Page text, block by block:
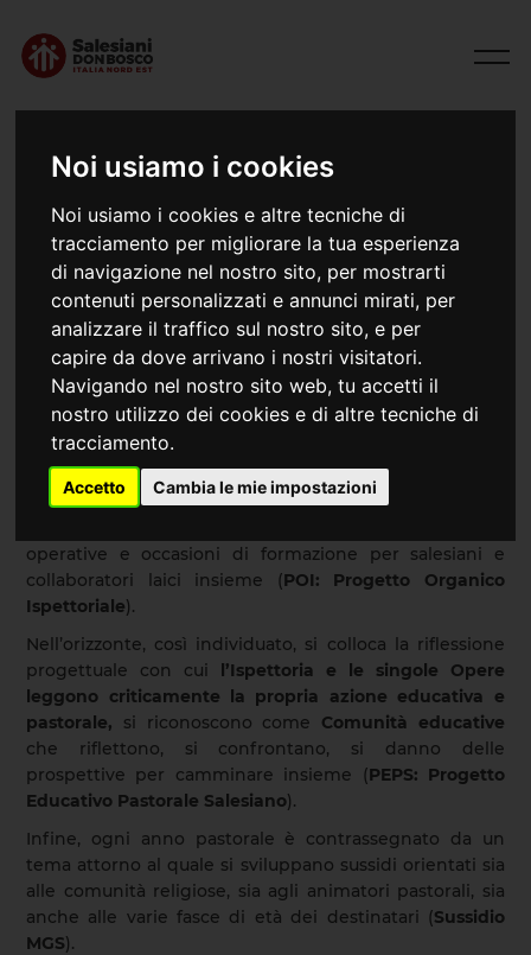
Noi usiamo i cookies
Noi usiamo i cookies e altre tecniche di
tracciamento per migliorare la tua esperienza
di navigazione nel nostro sito, per mostrarti
contenuti personalizzati e annunci mirati, per
analizzare il traffico sul nostro sito, e per
capire da dove arrivano i nostri visitatori.
Navigando nel nostro sito web, tu accetti il
nostro utilizzo dei cookies e di altre tecniche di
tracciamento.
Accetto Cambia le mie impostazioni
Archivio Documenti
Salesiani Don Bosco Italia - Nord Est
L’Ispettoria Italia – Nord Estdichiara pubblicamente
che nello svolgimento della sua missione si attiene
scrupolosamente alla normativa vigente circa la
protezione dei minori e la correttezza in tutte le forme
di relazione interpersonale (Codice etico
espressamente dichiarato l’orizzonte ideale all’interno
operative e occasioni di formazione per salesiani e
collaboratori laici insieme (POI: Progetto Organico
Ispettoriale).
Nell’orizzonte, così individuato, si colloca la riflessione
progettuale con cui l’Ispettoria e le singole Opere
leggono criticamente la propria azione educativa e
pastorale, si riconoscono come Comunità educative
che riflettono, si confrontano, si danno delle
prospettive per camminare insieme (PEPS: Progetto
Educativo Pastorale Salesiano).
Infine, ogni anno pastorale è contrassegnato da un
tema attorno al quale si sviluppano sussidi orientati sia
alle comunità religiose, sia agli animatori pastorali, sia
anche alle varie fasce di età dei destinatari (Sussidio
MGS).